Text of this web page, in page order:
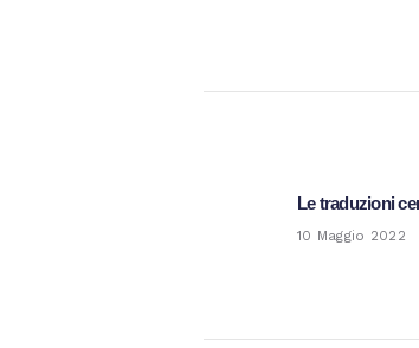
Previous
post:
Le traduzioni
10 Maggio 2022